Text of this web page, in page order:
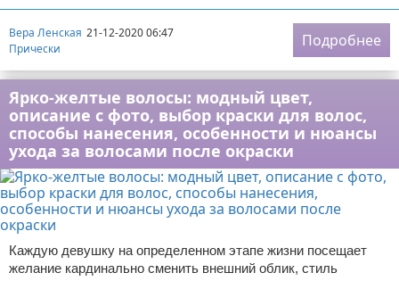
Вера Ленская 21-12-2020 06:47
Прически
Подробнее
Ярко-желтые волосы: модный цвет,
описание с фото, выбор краски для волос,
способы нанесения, особенности и нюансы
ухода за волосами после окраски
Каждую девушку на определенном этапе жизни посещает
желание кардинально сменить внешний облик, стиль